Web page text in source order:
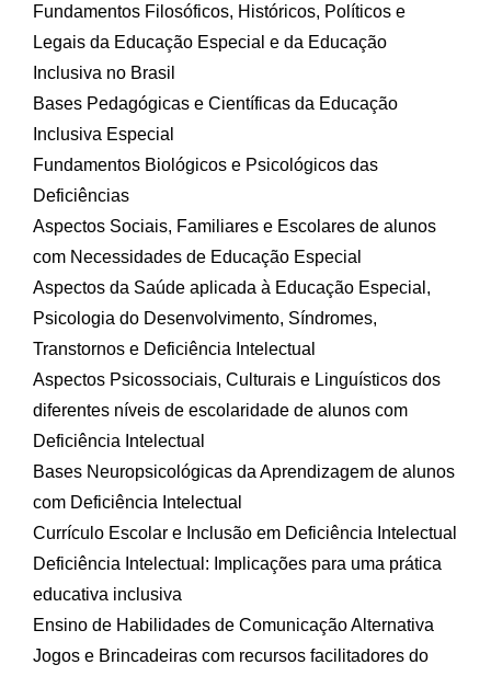
Fundamentos Filosóficos, Históricos, Políticos e
Legais da Educação Especial e da Educação
Inclusiva no Brasil
Bases Pedagógicas e Científicas da Educação
Inclusiva Especial
Fundamentos Biológicos e Psicológicos das
Deficiências
Aspectos Sociais, Familiares e Escolares de alunos
com Necessidades de Educação Especial
Aspectos da Saúde aplicada à Educação Especial,
Psicologia do Desenvolvimento, Síndromes,
Transtornos e Deficiência Intelectual
Aspectos Psicossociais, Culturais e Linguísticos dos
diferentes níveis de escolaridade de alunos com
Deficiência Intelectual
Bases Neuropsicológicas da Aprendizagem de alunos
com Deficiência Intelectual
Currículo Escolar e Inclusão em Deficiência Intelectual
Deficiência Intelectual: Implicações para uma prática
educativa inclusiva
Ensino de Habilidades de Comunicação Alternativa
Jogos e Brincadeiras com recursos facilitadores do